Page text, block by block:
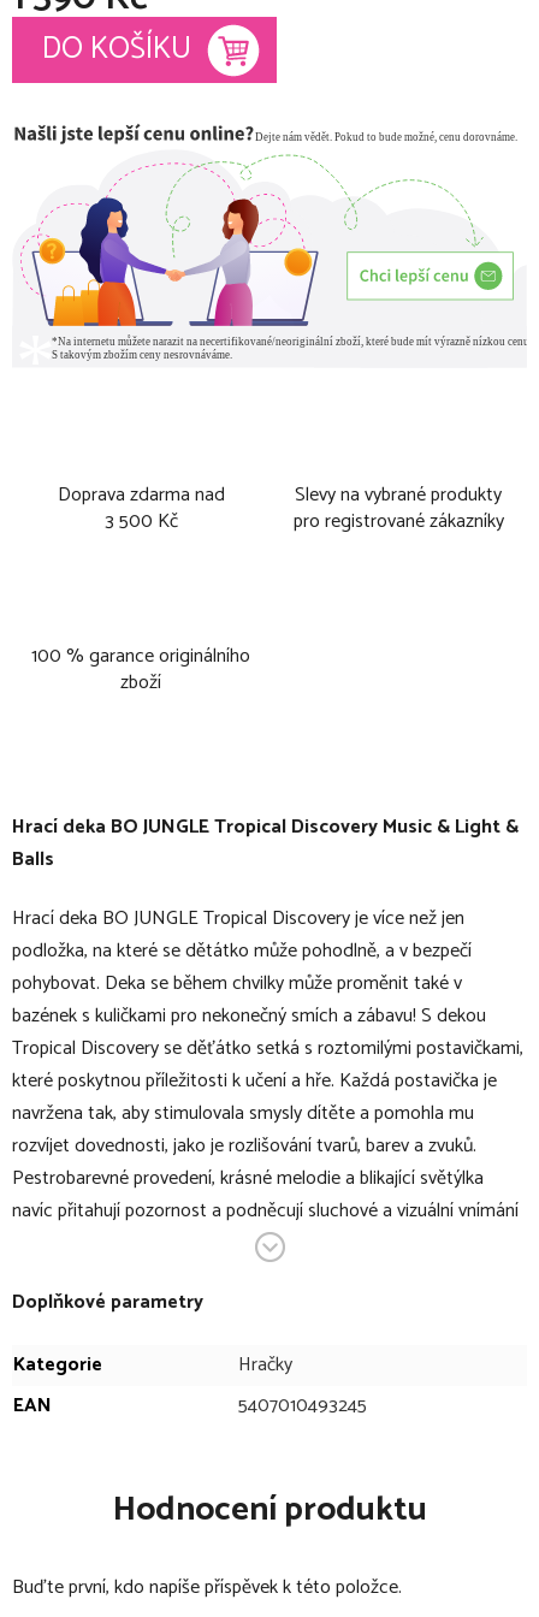
Měrná cena:
DO KOŠÍKU
Doprava zdarma nad
3 500 Kč
Slevy na vybrané produkty
pro registrované zákazníky
100 % garance originálního
zboží
Hrací deka BO JUNGLE Tropical Discovery Music & Light &
Balls
Hrací deka BO JUNGLE Tropical Discovery je více než jen
podložka, na které se dětátko může pohodlně, a v bezpečí
pohybovat. Deka se během chvilky může proměnit také v
bazének s kuličkami pro nekonečný smích a zábavu! S dekou
Tropical Discovery se děťátko setká s roztomilými postavičkami,
které poskytnou příležitosti k učení a hře. Každá postavička je
navržena tak, aby stimulovala smysly dítěte a pomohla mu
rozvíjet dovednosti, jako je rozlišování tvarů, barev a zvuků.
Pestrobarevné provedení, krásné melodie a blikající světýlka
navíc přitahují pozornost a podněcují sluchové a vizuální vnímání
V bodech:
pestrobarevná hrací deka
deku lze během chvilky přeměnit pomocí suchých zipů na
s hrazdičkou, která svítí
na hrazdičce je zavěšeno 5 hraček s různými aktivitami - lze
hrazdičku lze celou odejmout a použít podložku
Doplňkové parametry
Kategorie
Hračky
EAN
5407010493245
Hodnocení produktu
Buďte první, kdo napíše příspěvek k této položce.